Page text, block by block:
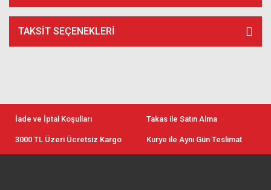
TAKSIT SEÇENEKLERI
İade ve İptal Koşulları Takas ile Satın Alma
3000 TL Üzeri Ücretsiz Kargo Kurye ile Aynı Gün Teslimat